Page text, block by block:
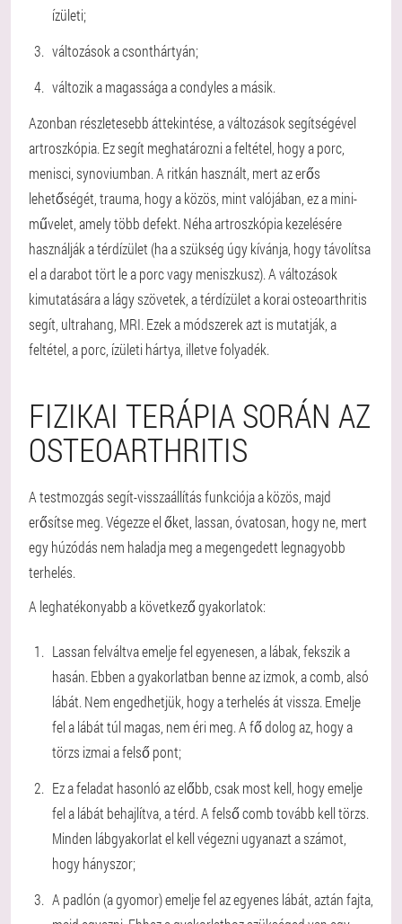
ízületi;
változások a csonthártyán;
változik a magassága a condyles a másik.
Azonban részletesebb áttekintése, a változások segítségével
artroszkópia. Ez segít meghatározni a feltétel, hogy a porc,
menisci, synoviumban. A ritkán használt, mert az erős
lehetőségét, trauma, hogy a közös, mint valójában, ez a mini-
művelet, amely több defekt. Néha artroszkópia kezelésére
használják a térdízület (ha a szükség úgy kívánja, hogy távolítsa
el a darabot tört le a porc vagy meniszkusz). A változások
kimutatására a lágy szövetek, a térdízület a korai osteoarthritis
segít, ultrahang, MRI. Ezek a módszerek azt is mutatják, a
feltétel, a porc, ízületi hártya, illetve folyadék.
FIZIKAI TERÁPIA SORÁN AZ
OSTEOARTHRITIS
A testmozgás segít-visszaállítás funkciója a közös, majd
erősítse meg. Végezze el őket, lassan, óvatosan, hogy ne, mert
egy húzódás nem haladja meg a megengedett legnagyobb
terhelés.
A leghatékonyabb a következő gyakorlatok:
Lassan felváltva emelje fel egyenesen, a lábak, fekszik a
hasán. Ebben a gyakorlatban benne az izmok, a comb, alsó
lábát. Nem engedhetjük, hogy a terhelés át vissza. Emelje
fel a lábát túl magas, nem éri meg. A fő dolog az, hogy a
törzs izmai a felső pont;
Ez a feladat hasonló az előbb, csak most kell, hogy emelje
fel a lábát behajlítva, a térd. A felső comb tovább kell törzs.
Minden lábgyakorlat el kell végezni ugyanazt a számot,
hogy hányszor;
A padlón (a gyomor) emelje fel az egyenes lábát, aztán fajta,